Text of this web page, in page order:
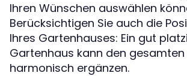
Ihren Wünschen auswählen
Berücksichtigen Sie auch die
Ihres Gartenhauses: Ein gut
Gartenhaus kann den
harmonisch ergänzen.